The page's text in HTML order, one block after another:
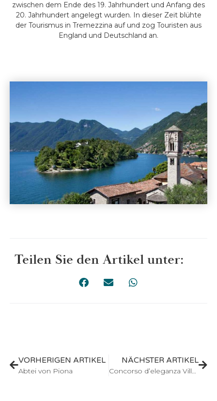
zwischen dem Ende des 19. Jahrhundert und Anfang des
20. Jahrhundert angelegt wurden. In dieser Zeit blühte
der Tourismus in Tremezzina auf und zog Touristen aus
England und Deutschland an.
Teilen Sie den Artikel unter:
VORHERIGEN ARTIKEL
Abtei von Piona
NÄCHSTER ARTIKEL
Concorso d’eleganza Villa d’Este